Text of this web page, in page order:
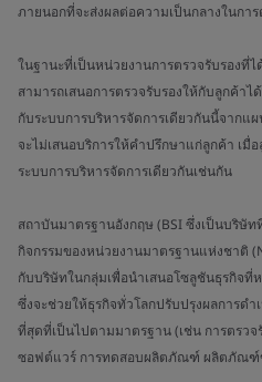
ภายนอกที่จะส่งผลต่อความเป็นกลางในกา
ในฐานะที่เป็นหน่วยงานการตรวจรับรองที่ไ
สามารถเสนอการตรวจรับรองให้กับลูกค้า
กับระบบการบริหารจัดการเดียวกันนี้จากแ
จะไม่เสนอบริการให้คำปรึกษาแก่ลูกค้า เมื่
ระบบการบริหารจัดการเดียวกันเช่นกัน
สถาบันมาตรฐานอังกฤษ (BSI ซึ่งเป็นบริษั
กิจกรรมของหน่วยงานมาตรฐานแห่งชาติ
กับบริษัทในกลุ่มเพื่อนำเสนอโซลูชันธุรกิจที่
ซึ่งจะช่วยให้ธุรกิจทั่วโลกปรับปรุงผลการ
ที่สุดที่เป็นไปตามมาตรฐาน (เช่น การตรวจ
ซอฟต์แวร์ การทดสอบผลิตภัณฑ์ ผลิตภัณฑ์